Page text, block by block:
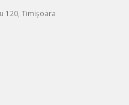
120, Timișoara